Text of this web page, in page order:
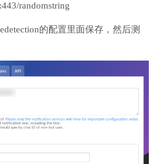
randomstring
的配置里面保存，然后测